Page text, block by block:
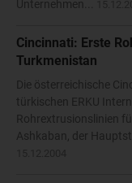
Unternehmen...
Cincinnati: Erste
Turkmenistan
Die österreichische
türkischen ERKU
Rohrextrusionslinien
Ashkaban, der